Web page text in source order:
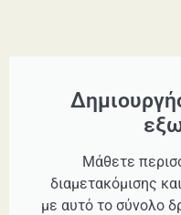
Μάθετε
διαμετακόμισης
με αυτό το σύνολο